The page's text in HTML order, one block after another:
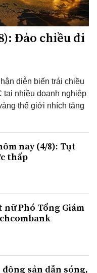
Đảo chiều đi
diễn biến trái chiều
tại nhiều doanh nghiệp
thế giới nhích tăng
nay (4/8): Tụt
thấp
nữ Phó Tổng Giám
sản dẫn sóng,